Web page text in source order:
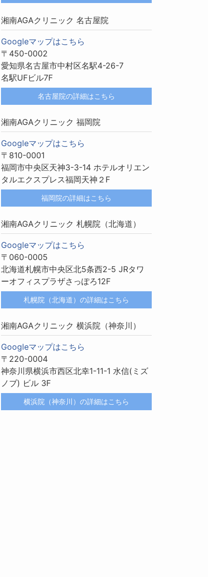
湘南AGAクリニック 名古屋院
Googleマップはこちら
〒450-0002
愛知県名古屋市中村区名駅4-26-7
名駅UFビル7F
名古屋院の詳細はこちら
湘南AGAクリニック 福岡院
Googleマップはこちら
〒810-0001
福岡市中央区天神3-3-14 ホテルオリエン
タルエクスプレス福岡天神２F
福岡院の詳細はこちら
湘南AGAクリニック 札幌院（北海道）
Googleマップはこちら
〒060-0005
北海道札幌市中央区北5条西2-5 JRタワ
ーオフィスプラザさっぽろ12F
札幌院（北海道）の詳細はこちら
湘南AGAクリニック 横浜院（神奈川）
Googleマップはこちら
〒220-0004
神奈川県横浜市西区北幸1-11-1 水信(ミズ
ノブ) ビル 3F
横浜院（神奈川）の詳細はこちら